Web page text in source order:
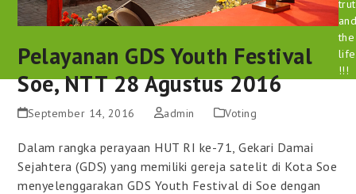
Pelayanan GDS Youth Festival
Soe, NTT 28 Agustus 2016
September 14, 2016 admin Voting
Dalam rangka perayaan HUT RI ke-71, Gekari Damai
Sejahtera (GDS) yang memiliki gereja satelit di Kota Soe
menyelenggarakan GDS Youth Festival di Soe dengan
the
life
!!!